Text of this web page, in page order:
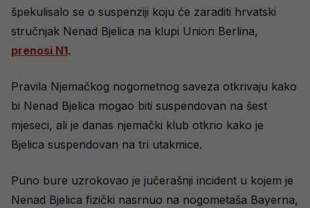
špekulisalo se o suspenziji koju će zaraditi hrvatski
stručnjak Nenad Bjelica na klupi Union Berlina,
prenosi N1.
Pravila Njemačkog nogometnog saveza otkrivaju kako
bi Nenad Bjelica mogao biti suspendovan na šest
mjeseci, ali je danas njemački klub otkrio kako je
Bjelica suspendovan na tri utakmice.
Puno bure uzrokovao je jučerašnji incident u kojem je
Nenad Bjelica fizički nasrnuo na nogometaša Bayerna,